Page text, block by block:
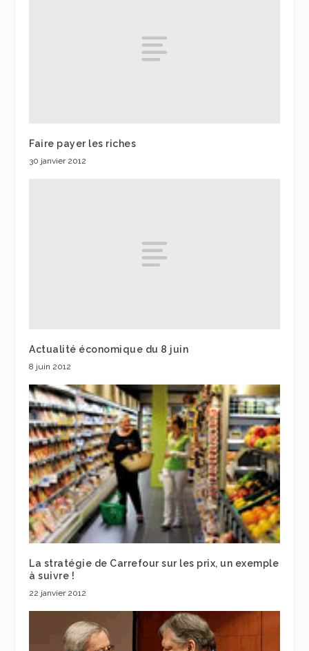
Faire payer les riches
30 janvier 2012
Actualité économique du 8 juin
8 juin 2012
La stratégie de Carrefour sur les prix, un exemple
à suivre !
22 janvier 2012